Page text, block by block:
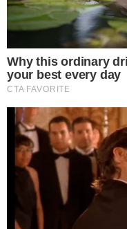
VEJA TAMBÉM